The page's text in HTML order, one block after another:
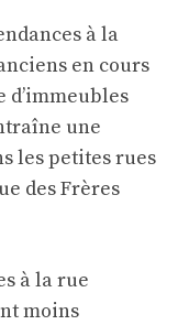
à la
en cours
une
les petites rues
des Frères
à la rue
moins